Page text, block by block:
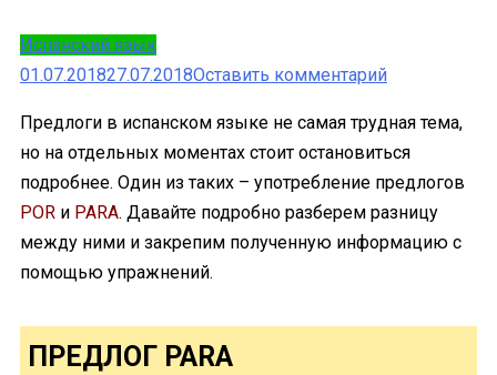
Испанский язык
01.07.201827.07.2018Оставить комментарийк
Por
и
Para:
отличия,
особенности
Предлоги в испанском языке не самая трудная тема,
но на отдельных моментах стоит остановиться
подробнее. Один из таких – употребление предлогов
POR и PARA. Давайте подробно разберем разницу
между ними и закрепим полученную информацию с
помощью упражнений.
ПРЕДЛОГ PARA